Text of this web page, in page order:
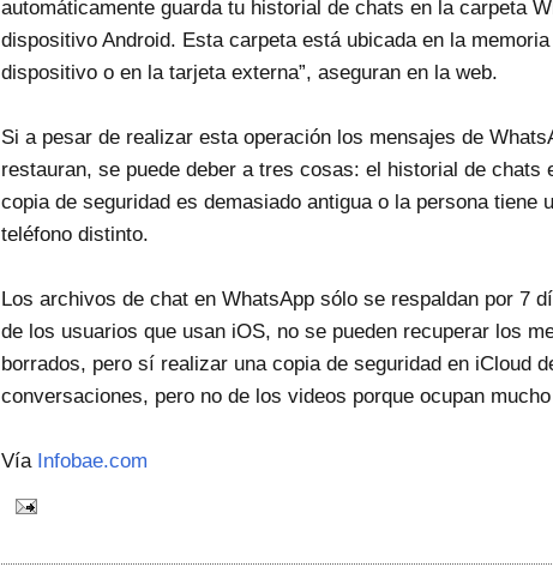
automáticamente guarda tu historial de chats en la carpeta
dispositivo Android. Esta carpeta está ubicada en la
dispositivo o en la tarjeta externa”, aseguran en la web.
Si a pesar de realizar esta operación los mensajes de
restauran, se puede deber a tres cosas: el historial de chats
copia de seguridad es demasiado antigua o la persona tiene
teléfono distinto.
Los archivos de chat en WhatsApp sólo se respaldan por 7
de los usuarios que usan iOS, no se pueden recuperar los
borrados, pero sí realizar una copia de seguridad en iCloud
conversaciones, pero no de los videos porque ocupan
Vía Infobae.com